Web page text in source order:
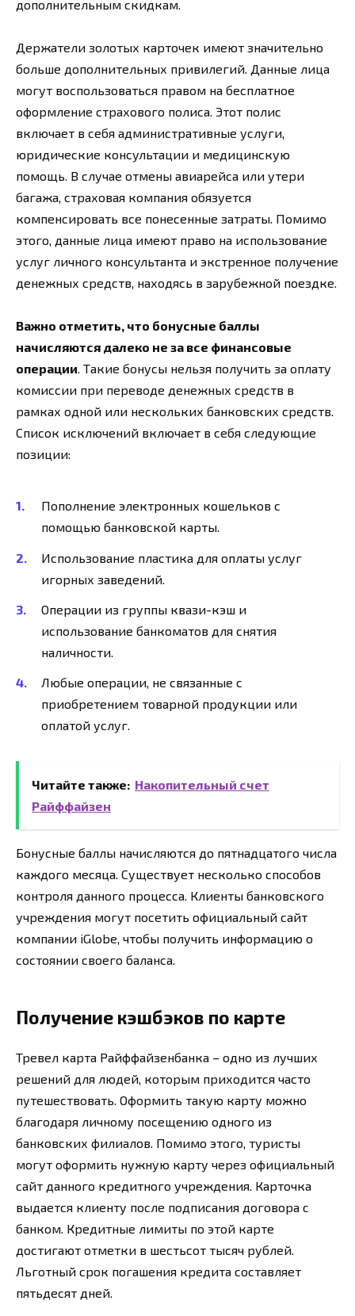
дополнительным скидкам.
Держатели золотых карточек имеют значительно
больше дополнительных привилегий. Данные лица
могут воспользоваться правом на бесплатное
оформление страхового полиса. Этот полис
включает в себя административные услуги,
юридические консультации и медицинскую
помощь. В случае отмены авиарейса или утери
багажа, страховая компания обязуется
компенсировать все понесенные затраты. Помимо
этого, данные лица имеют право на использование
услуг личного консультанта и экстренное получение
денежных средств, находясь в зарубежной поездке.
Важно отметить, что бонусные баллы
начисляются далеко не за все финансовые
операции. Такие бонусы нельзя получить за оплату
комиссии при переводе денежных средств в
рамках одной или нескольких банковских средств.
Список исключений включает в себя следующие
позиции:
Пополнение электронных кошельков с
помощью банковской карты.
Использование пластика для оплаты услуг
игорных заведений.
Операции из группы квази-кэш и
использование банкоматов для снятия
наличности.
Любые операции, не связанные с
приобретением товарной продукции или
оплатой услуг.
Читайте также: Накопительный счет
Райффайзен
Бонусные баллы начисляются до пятнадцатого числа
каждого месяца. Существует несколько способов
контроля данного процесса. Клиенты банковского
учреждения могут посетить официальный сайт
компании iGlobe, чтобы получить информацию о
состоянии своего баланса.
Получение кэшбэков по карте
Тревел карта Райффайзенбанка – одно из лучших
решений для людей, которым приходится часто
путешествовать. Оформить такую карту можно
благодаря личному посещению одного из
банковских филиалов. Помимо этого, туристы
могут оформить нужную карту через официальный
сайт данного кредитного учреждения. Карточка
выдается клиенту после подписания договора с
банком. Кредитные лимиты по этой карте
достигают отметки в шестьсот тысяч рублей.
Льготный срок погашения кредита составляет
пятьдесят дней.